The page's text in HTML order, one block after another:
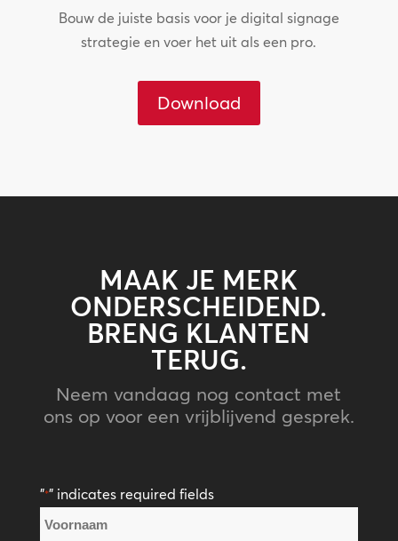
Bouw de juiste basis voor je digital signage
strategie en voer het uit als een pro.
Download
MAAK JE MERK
ONDERSCHEIDEND.
BRENG KLANTEN
TERUG.
Neem vandaag nog contact met
ons op voor een vrijblijvend gesprek.
"*" indicates required fields
Naam